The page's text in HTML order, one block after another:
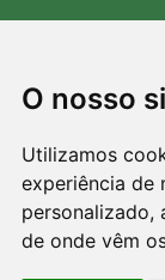
O nosso
Utilizamos
experiência de
personalizado,
de onde vêm
em